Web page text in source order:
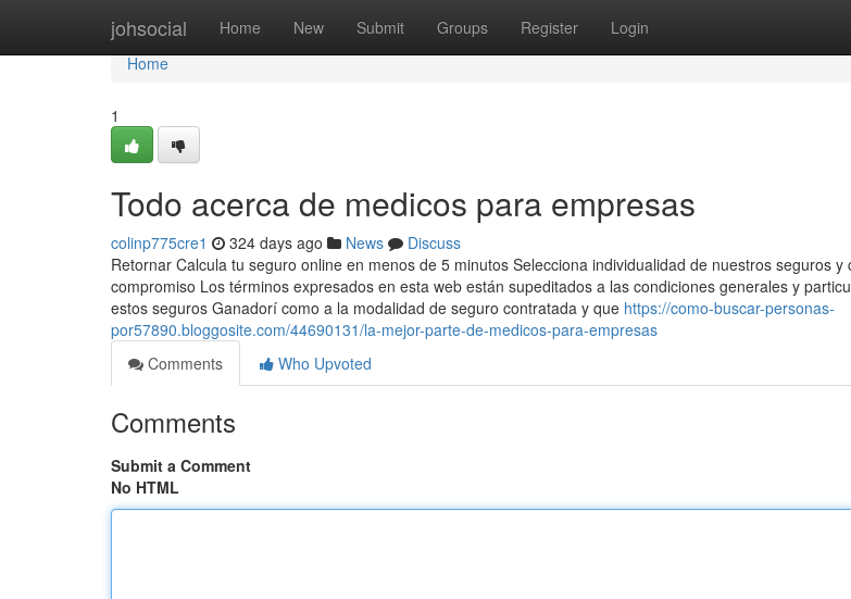
johsocial Home New Submit Groups Register Login
Home
Home
1
Todo acerca de medicos para empresas
colinp775cre1 324 days ago News
Discuss
Retornar Calcula tu seguro online en menos de 5 minutos Selecciona individualidad de nuestros seguros y
compromiso Los términos expresados en esta web están supeditados a las condiciones generales y
estos seguros Ganadorí como a la modalidad de seguro contratada y que https://como-buscar-personas-
por57890.bloggosite.com/44690131/la-mejor-parte-de-medicos-para-empresas
Comments
Who Upvoted
Comments
Submit a Comment
No HTML